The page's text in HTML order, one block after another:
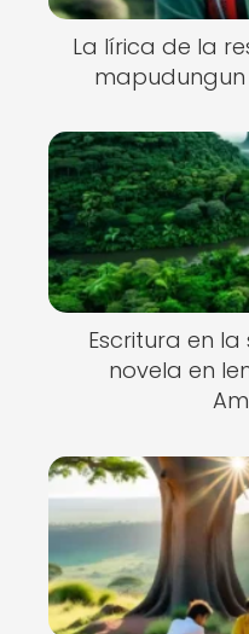
La lírica de la
Escritura en la
novela en